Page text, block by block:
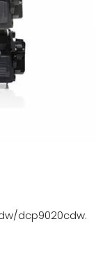
dcp9020cdw.